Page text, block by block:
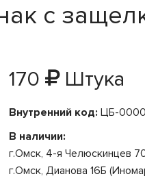
с
170 Штука
Внутренний код: ЦБ-
В наличии:
г.Омск, 4-я Челюскинцев
г.Омск, Дианова 16Б